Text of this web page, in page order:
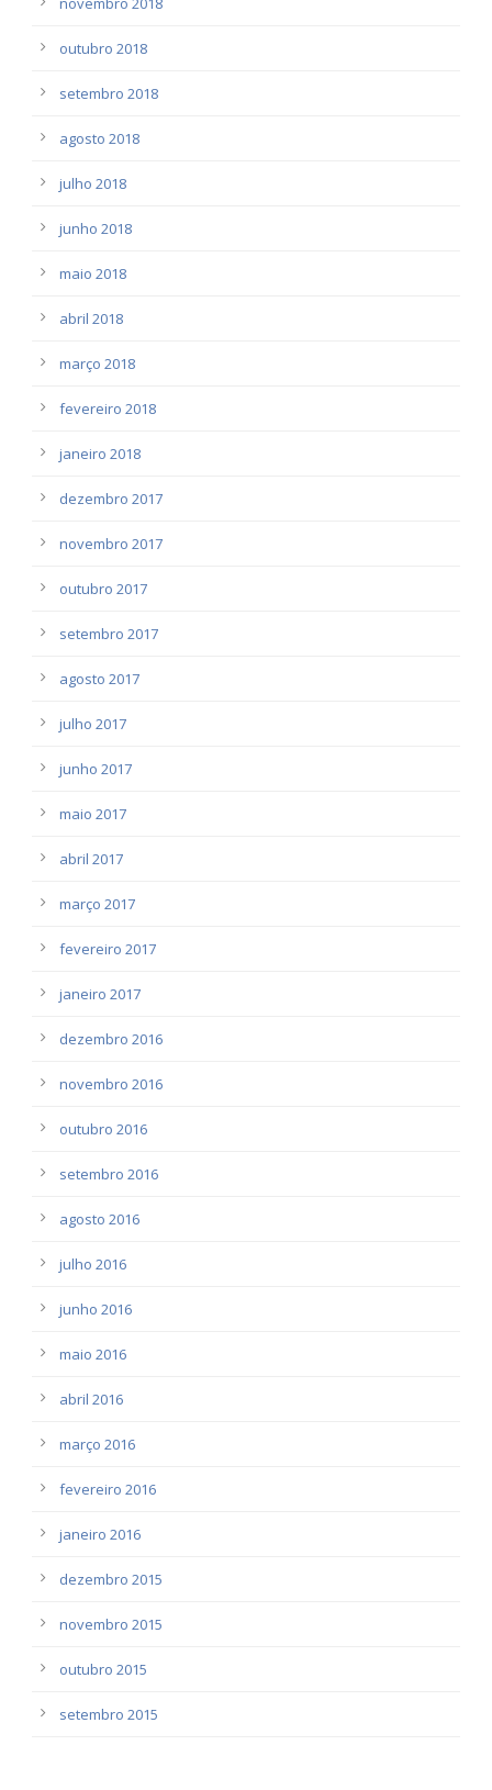
outubro 2018
setembro 2018
agosto 2018
julho 2018
junho 2018
maio 2018
abril 2018
março 2018
fevereiro 2018
janeiro 2018
dezembro 2017
novembro 2017
outubro 2017
setembro 2017
agosto 2017
julho 2017
junho 2017
maio 2017
abril 2017
março 2017
fevereiro 2017
janeiro 2017
dezembro 2016
novembro 2016
outubro 2016
setembro 2016
agosto 2016
julho 2016
junho 2016
maio 2016
abril 2016
março 2016
fevereiro 2016
janeiro 2016
dezembro 2015
novembro 2015
outubro 2015
setembro 2015